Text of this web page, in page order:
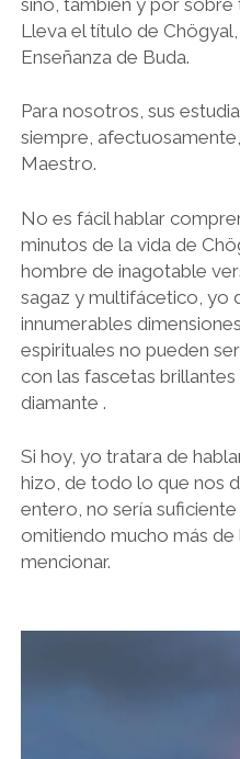
Lleva el título de
Enseñanza de Buda.
Para nosotros, sus
siempre,
Maestro.
No es fácil hablar
minutos de la vida de
hombre de inagotable
sagaz y multifácetico, yo
innumerables
espirituales no pueden
con las fascetas
diamante .
Si hoy, yo tratara de
hizo, de todo lo que nos
entero, no sería
omitiendo mucho más
mencionar.